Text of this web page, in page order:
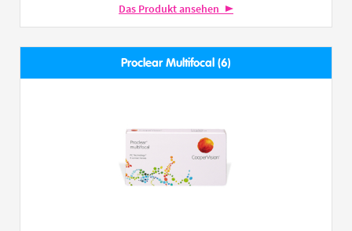
Das Produkt ansehen
Proclear Multifocal (6)